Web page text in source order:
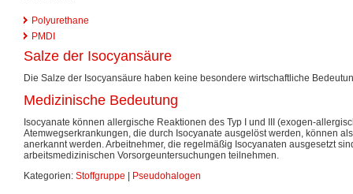
Polyurethane
PMDI
Salze der Isocyansäure
Die Salze der Isocyansäure haben keine besondere wirtschaftliche
Medizinische Bedeutung
Isocyanate können allergische Reaktionen des Typ I und III (exogen-
Atemwegserkrankungen, die durch Isocyanate ausgelöst werden, können
anerkannt werden. Arbeitnehmer, die regelmäßig Isocyanaten ausgesetzt
arbeitsmedizinischen Vorsorgeuntersuchungen teilnehmen.
Kategorien: Stoffgruppe Pseudohalogen